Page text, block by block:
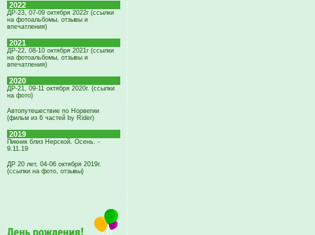
2022
ДР-23, 07-09 октября 2022г (ссылки
на фотоальбомы, отзывы и
впечатления)
2021
ДР-22, 08-10 октября 2021г (ссылки
на фотоальбомы, отзывы и
впечатления)
2020
ДР-21, 09-11 октября 2020г. (ссылки
на фото)
Автопутешествие по Норвегии
(фильм из 6 частей by Rider)
2019
Пикник близ Нерской. Осень. -
9.11.19
ДР 20 лет, 04-06 октября 2019г.
(ссылки на фото, отзывы)